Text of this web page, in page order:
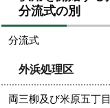
分流式の別
分流式
外浜処理区
両三柳及び米原五丁